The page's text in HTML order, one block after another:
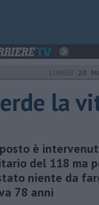
LUNEDÌ 20
la
è
del 118 ma
niente da
78 anni